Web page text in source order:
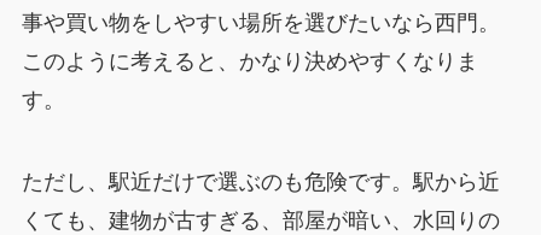
事や買い物をしやすい場所を選びたいなら西門。
このように考えると、かなり決めやすくなりま
す。
ただし、駅近だけで選ぶのも危険です。駅から近
くても、建物が古すぎる、部屋が暗い、水回りの